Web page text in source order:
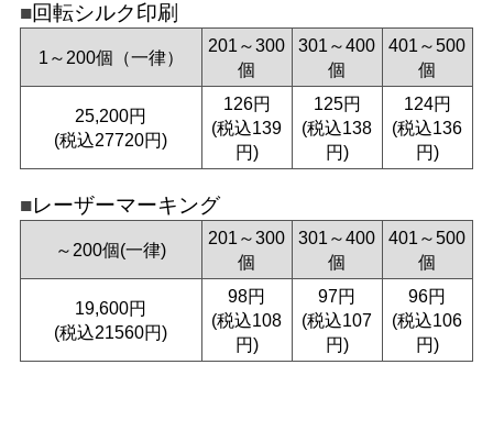
回転シルク印刷
1～200個（一律）
201～300
個
301～400
個
401～500
個
25,200円
(税込27720円)
126円
(税込139
円)
125円
(税込138
円)
124円
(税込136
円)
レーザーマーキング
～200個(一律)
201～300
個
301～400
個
401～500
個
19,600円
(税込21560円)
98円
(税込108
円)
97円
(税込107
円)
96円
(税込106
円)